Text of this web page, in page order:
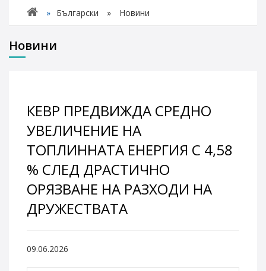
» Български » Новини
Новини
КЕВР ПРЕДВИЖДА СРЕДНО
УВЕЛИЧЕНИЕ НА
ТОПЛИННАТА ЕНЕРГИЯ С 4,58
% СЛЕД ДРАСТИЧНО
ОРЯЗВАНЕ НА РАЗХОДИ НА
ДРУЖЕСТВАТА
09.06.2026